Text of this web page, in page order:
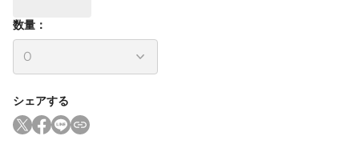
数量：
シェアする